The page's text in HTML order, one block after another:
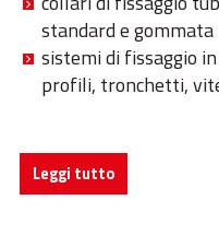
standard e gommata
sistemi di fissaggio
profili, tronchetti,
Leggi tutto